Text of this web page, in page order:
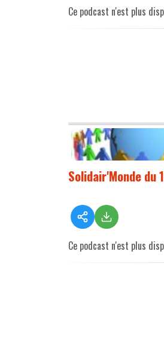
Ce podcast n'est plus
Solidair'Monde du
Ce podcast n'est plus